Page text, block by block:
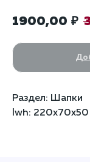
1900,00 ₽
Раздел: Шапки
lwh: 220x70x50